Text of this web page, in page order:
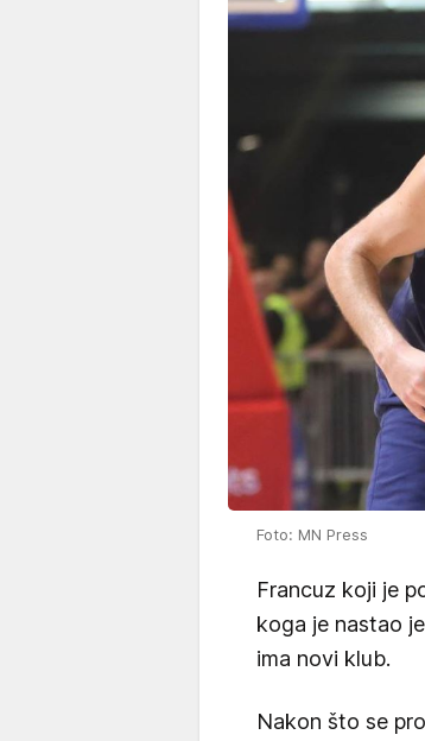
Foto: MN Press
Francuz koji je
koga je nastao
ima novi klub.
Nakon što se